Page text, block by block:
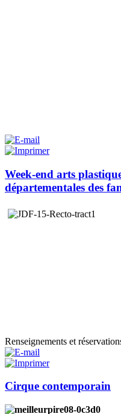
Week-end arts
départementales des
Renseignements et
Cirque contemporain